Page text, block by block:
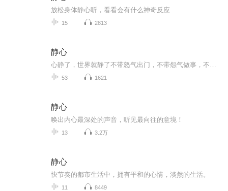
放松身体静心听，看看会有什么神奇反应
15 2813
静心
53 1621
静心
唤出内心最深处的声音，听见最向往的意境！
13 3.2万
静心
快节奏的都市生活中，拥有平和的心情，淡然的生活。
11 8449